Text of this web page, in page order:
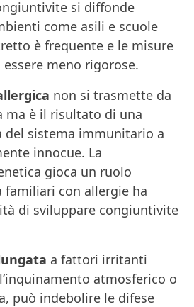
si diffonde
come asili e scuole
è frequente e le misure
meno rigorose.
non si trasmette da
ma è il risultato di una
del sistema immunitario a
innocue. La
gioca un ruolo
con allergie ha
di sviluppare congiuntivite
a fattori irritanti
atmosferico o
può indebolire le difese